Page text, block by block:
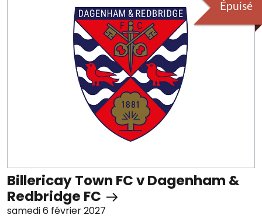
Épuisé
Billericay Town FC v Dagenham &
Redbridge FC
samedi 6 février 2027